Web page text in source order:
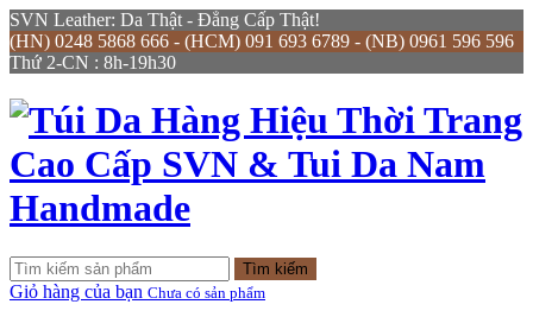
SVN Leather: Da Thật - Đẳng Cấp Thật!
(HN) 0248 5868 666 - (HCM) 091 693 6789 - (NB) 0961 596 596
Thứ 2-CN : 8h-19h30
Tìm kiếm
Giỏ hàng của bạn Chưa có sản phẩm